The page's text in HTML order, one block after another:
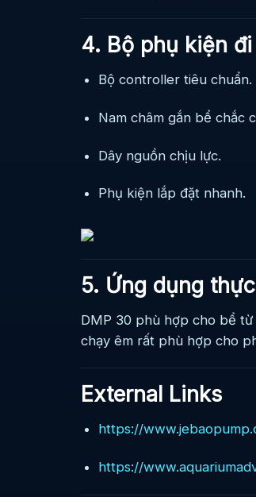
4. Bộ phụ kiện
Bộ controller tiêu chuẩn.
Nam châm gắn bể chắc
Dây nguồn chịu lực.
Phụ kiện lắp đặt nhanh.
5. Ứng dụng
DMP 30 phù hợp cho bể từ
chạy êm rất phù hợp cho
External Links
https://
https://